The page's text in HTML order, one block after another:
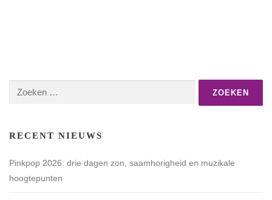
Zoeken
RECENT NIEUWS
Pinkpop 2026: drie dagen zon, saamhorigheid en muzikale
hoogtepunten